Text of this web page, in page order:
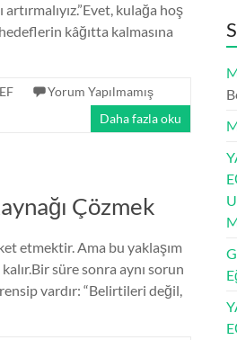
kulağa hoş
kâğıtta kalmasına
Yorum Yapılmamış
Daha fazla oku
Çözmek
etmektir. Ama bu yaklaşım
süre sonra aynı sorun
vardır: “Belirtileri değil,